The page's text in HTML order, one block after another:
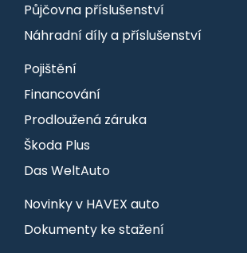
Půjčovna příslušenství
Náhradní díly a příslušenství
Pojištění
Financování
Prodloužená záruka
Škoda Plus
Das WeltAuto
Novinky v HAVEX auto
Dokumenty ke stažení